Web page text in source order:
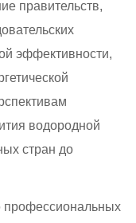
правительств,
эффективности,
водородной
стран до
профессиональных